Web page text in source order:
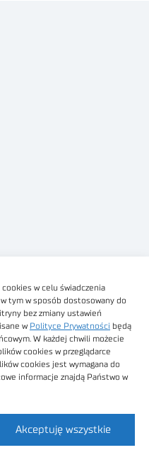
w celu świadczenia
tym w sposób dostosowany do
bez zmiany ustawień
w Polityce Prywatności będą
W każdej chwili możecie
cookies w przeglądarce
cookies jest wymagana do
informacje znajdą Państwo w
Akceptuję wszystkie